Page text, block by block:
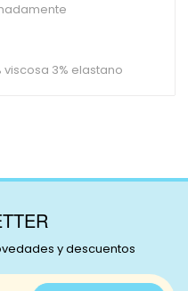
viscosa 3% elastano
y descuentos